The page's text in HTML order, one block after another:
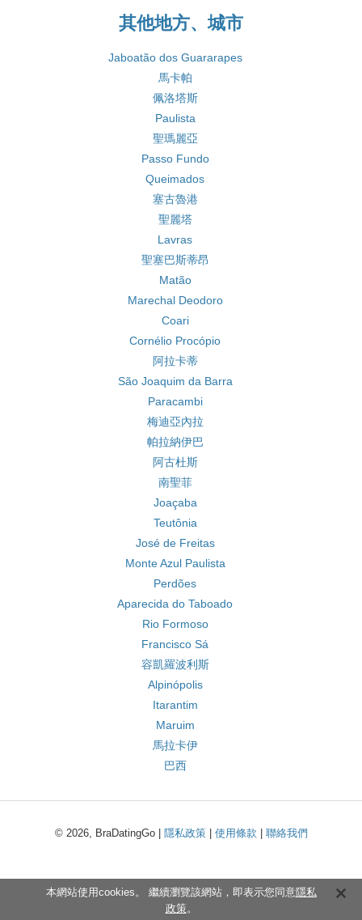
其他地方、城市
Jaboatão dos Guararapes
馬卡帕
佩洛塔斯
Paulista
聖瑪麗亞
Passo Fundo
Queimados
塞古魯港
聖麗塔
Lavras
聖塞巴斯蒂昂
Matão
Marechal Deodoro
Coari
Cornélio Procópio
阿拉卡蒂
São Joaquim da Barra
Paracambi
梅迪亞內拉
帕拉納伊巴
阿古杜斯
南聖菲
Joaçaba
Teutônia
José de Freitas
Monte Azul Paulista
Perdões
Aparecida do Taboado
Rio Formoso
Francisco Sá
容凱羅波利斯
Alpinópolis
Itarantim
Maruim
馬拉卡伊
巴西
© 2026, BraDatingGo | 隱私政策| 使用條款 聯絡我們
本網站使用cookies。 繼續瀏覽該網站，即表示您同意隱私
政策。